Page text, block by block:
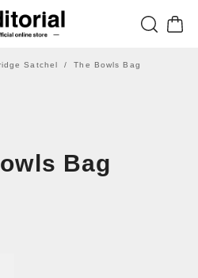
Satchel The Bowls Bag
Bag